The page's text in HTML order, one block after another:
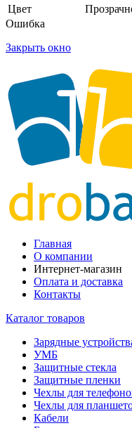
Цвет
Ошибка
Закрыть окно
Главная
О компании
Интернет-магазин
Оплата и доставка
Контакты
Каталог товаров
Зарядные
УМБ
Защитные стекла
Защитные пленки
Чехлы для
Чехлы для
Кабели